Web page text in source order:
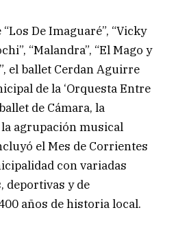
De Imaguaré”, “Vicky
“Malandra”, “El Mago y
el ballet Cerdan Aguirre
de la ‘Orquesta Entre
de Cámara, la
la agrupación musical
el Mes de Corrientes
con variadas
deportivas y de
años de historia local.